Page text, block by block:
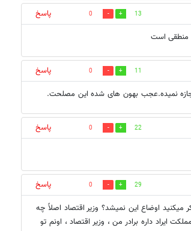
13
0
پاسخ
منطقی است
11
0
پاسخ
نمیده.عجب بهون های شده این مصلحت.
22
0
پاسخ
29
0
پاسخ
اوضاع این نمیشد؟ وزیر اقتصاد اصلاً چه
داره برادر من ، وزیر اقتصاد ، اونم تو